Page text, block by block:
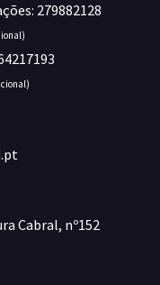
279882128
Cabral, nº152